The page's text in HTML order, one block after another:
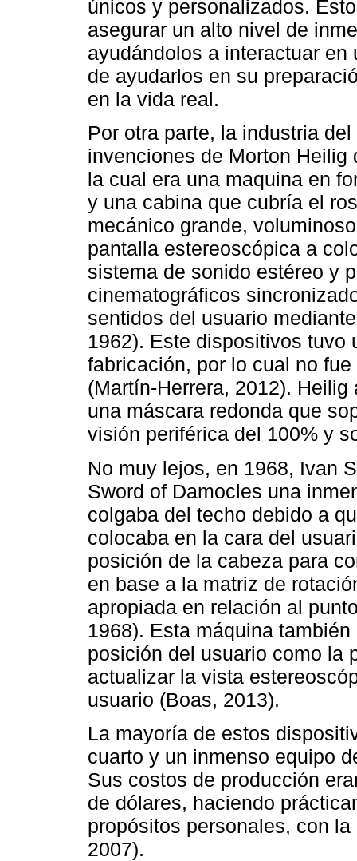
únicos y personalizados.
asegurar un alto nivel de
ayudándolos a interactuar
de ayudarlos en su
en la vida real.
Por otra parte, la industria
invenciones de Morton
la cual era una maquina en
y una cabina que cubría el
mecánico grande,
pantalla estereoscópica a
sistema de sonido estéreo y
cinematográficos
sentidos del usuario
1962). Este dispositivos tuvo
fabricación, por lo cual no
(Martín-Herrera, 2012).
una máscara redonda que
visión periférica del 100% y
No muy lejos, en 1968, Ivan
Sword of Damocles una
colgaba del techo debido a
colocaba en la cara del
posición de la cabeza para
en base a la matriz de
apropiada en relación al
1968). Esta máquina
posición del usuario como la
actualizar la vista
usuario (Boas, 2013).
La mayoría de estos
cuarto y un inmenso equipo
Sus costos de producción
de dólares, haciendo
propósitos personales, con
2007).